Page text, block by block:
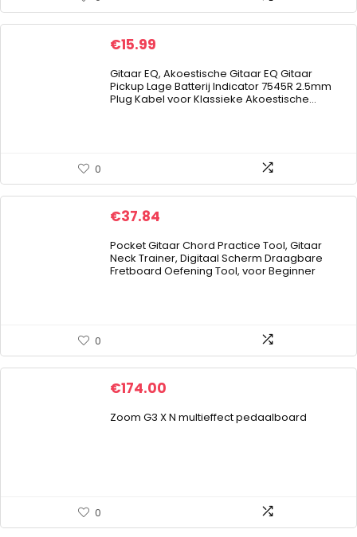
€15.99
Gitaar EQ, Akoestische Gitaar EQ Gitaar
Pickup Lage Batterij Indicator 7545R 2.5mm
Plug Kabel voor Klassieke Akoestische…
0
€37.84
Pocket Gitaar Chord Practice Tool, Gitaar
Neck Trainer, Digitaal Scherm Draagbare
Fretboard Oefening Tool, voor Beginner
0
€174.00
Zoom G3 X N multieffect pedaalboard
0